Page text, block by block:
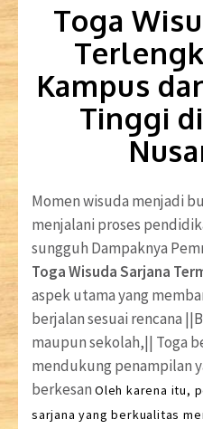
Toga
Kampus
Tinggi
Momen wisuda menjadi
menjalani proses
sungguh Dampaknya
Toga Wisuda Sarjana
aspek utama yang
berjalan sesuai rencana
maupun sekolah,|| Toga
mendukung penampilan
berkesan Oleh karena itu,
sarjana yang berkualitas